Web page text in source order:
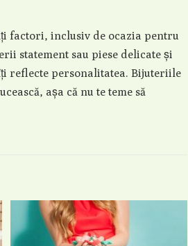
factori, inclusiv de ocazia pentru
statement sau piese delicate și
reflecte personalitatea. Bijuteriile
așa că nu te teme să